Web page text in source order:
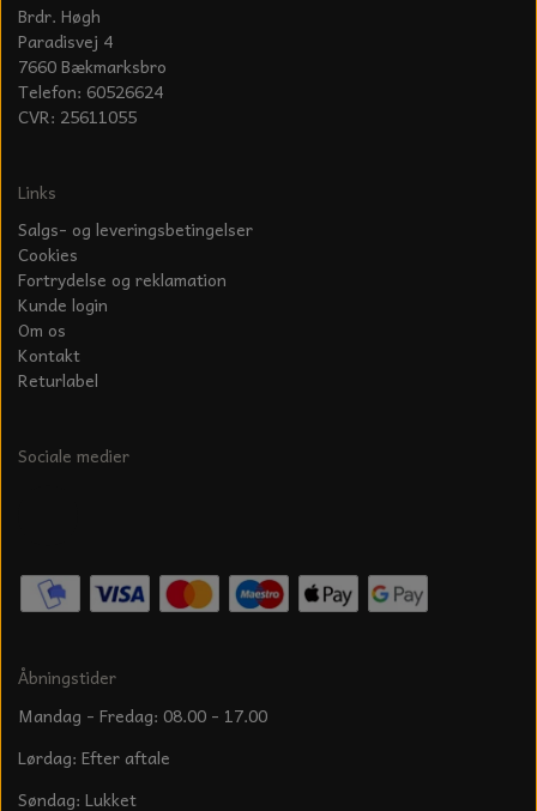
Brdr. Høgh
Paradisvej 4
7660 Bækmarksbro
Telefon: 60526624
CVR: 25611055
Links
Salgs- og leveringsbetingelser
Cookies
Fortrydelse og reklamation
Kunde login
Om os
Kontakt
Returlabel
Sociale medier
Åbningstider
Mandag - Fredag: 08.00 - 17.00
Lørdag: Efter aftale
Søndag: Lukket